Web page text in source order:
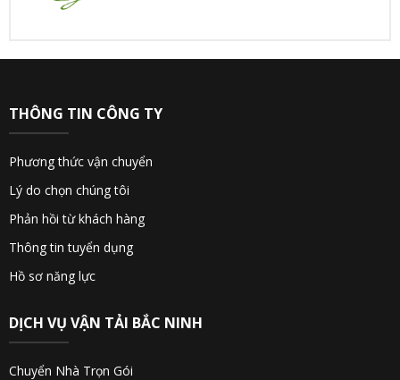
THÔNG TIN CÔNG TY
Phương thức vận chuyển
Lý do chọn chúng tôi
Phản hồi từ khách hàng
Thông tin tuyển dụng
Hồ sơ năng lực
DỊCH VỤ VẬN TẢI BẮC NINH
Chuyển Nhà Trọn Gói